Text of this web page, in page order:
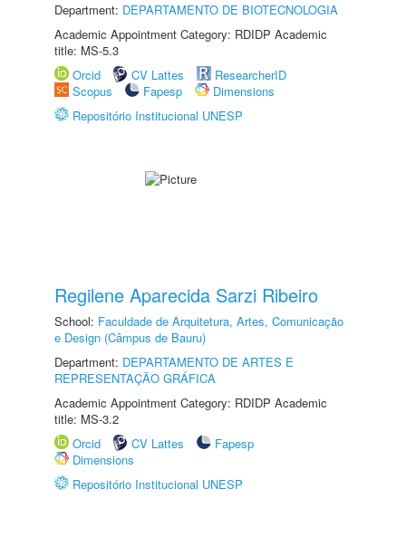
Department: DEPARTAMENTO DE BIOTECNOLOGIA
Academic Appointment Category: RDIDP Academic
title: MS-5.3
Orcid
CV Lattes
ResearcherID
Scopus
Fapesp
Dimensions
Repositório Institucional UNESP
Regilene Aparecida Sarzi Ribeiro
School: Faculdade de Arquitetura, Artes, Comunicação
e Design (Câmpus de Bauru)
Department: DEPARTAMENTO DE ARTES E
REPRESENTAÇÃO GRÁFICA
Academic Appointment Category: RDIDP Academic
title: MS-3.2
Orcid
CV Lattes
Fapesp
Dimensions
Repositório Institucional UNESP